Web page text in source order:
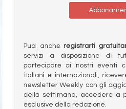
Puoi anche registrarti
servizi a disposizione di
partecipare ai nostri eventi
italiani e internazionali,
newsletter Weekly con gli
della settimana, accedere a
esclusive della redazione.